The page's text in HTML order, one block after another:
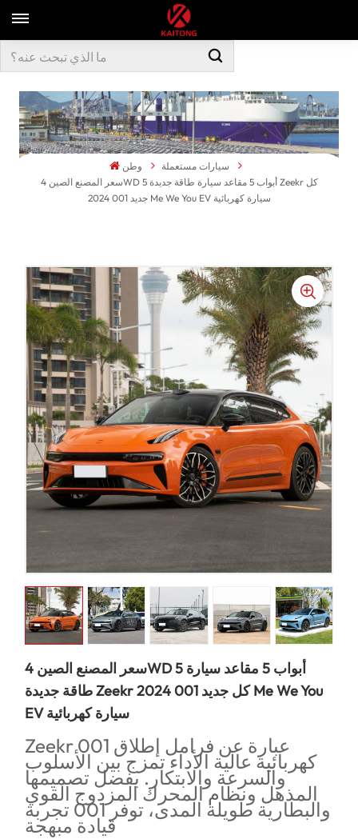
وطن
سيارات مستعملة
سعر المصنع الصين 4WD 5 أبواب 5 مقاعد سيارة طاقة جديدة Zeekr كل
جديد 001 2024 Me We You EV سيارة كهربائية
سعر المصنع الصين 4WD 5 أبواب 5 مقاعد سيارة
طاقة جديدة Zeekr كل جديد 001 2024 Me We You
EV سيارة كهربائية
Zeekr 001 عبارة عن فرامل إطلاق
كهربائية عالية الأداء تمزج بين الأسلوب
والسرعة والابتكار. بفضل تصميمها
المذهل ونظام المحرك المزدوج القوي
والبطارية طويلة المدى، توفر 001 تجربة
قيادة مبهجة